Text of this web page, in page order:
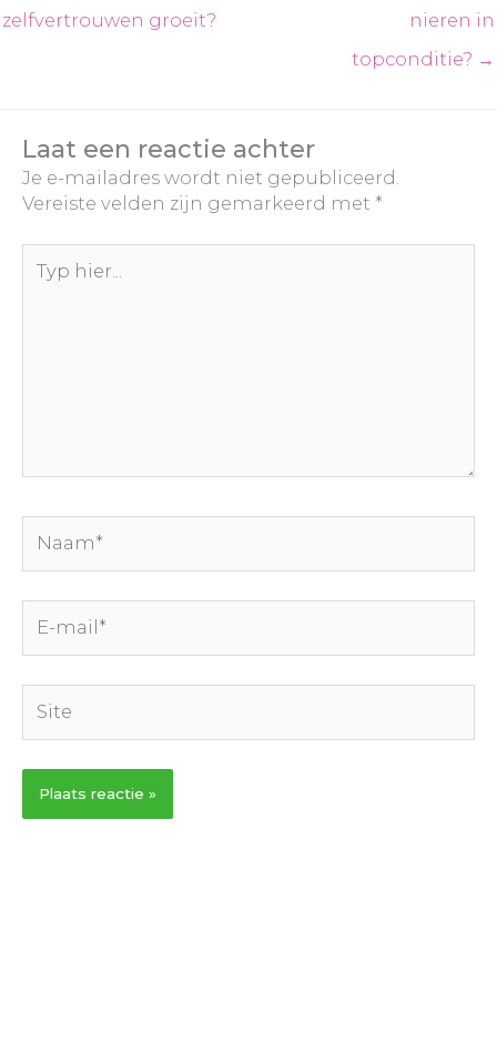
zelfvertrouwen groeit?
nieren in
topconditie? →
Laat een reactie achter
Je e-mailadres wordt niet gepubliceerd.
Vereiste velden zijn gemarkeerd met *
hier...
mail*